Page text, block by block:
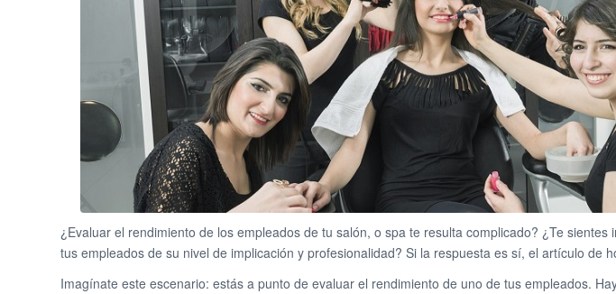
¿Evaluar el rendimiento de los empleados de tu salón, o spa te resulta complicado? ¿Te sientes
tus empleados de su nivel de implicación y profesionalidad? Si la respuesta es sí, el artículo de
Imagínate este escenario: estás a punto de evaluar el rendimiento de uno de tus empleados.